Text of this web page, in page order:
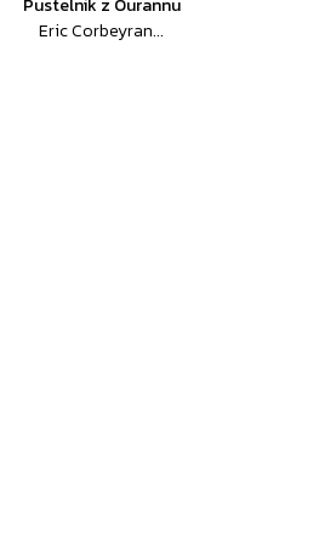
Pustelnik z Ourannu
Eric Corbeyran...